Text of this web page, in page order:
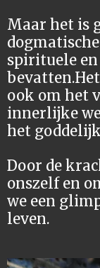
Maar het is
spirituele
ook om het
innerlijke
het
Door de
onszelf en
we een
leven.